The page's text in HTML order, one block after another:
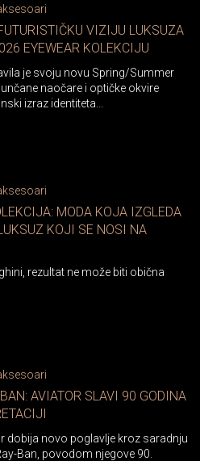
VIZIJU LUKSUZA
EYEWEAR KOLEKCIJU
je svoju novu Spring/Summer
naočare i optičke okvire
izraz identiteta...
MODA KOJA IZGLEDA
KOJI SE NOSI NA
rezultat ne može biti obična
AVIATOR SLAVI 90 GODINA
dobija novo poglavlje kroz saradnju
Ban, povodom njegove 90.